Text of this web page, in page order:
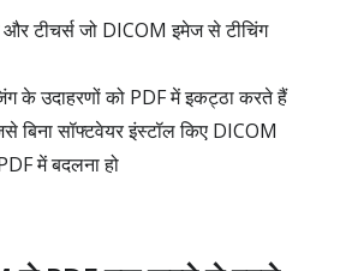
टीचर्स जो DICOM इमेज से टीचिंग
के उदाहरणों को PDF में इकट्ठा करते हैं
बिना सॉफ्टवेयर इंस्टॉल किए DICOM
में बदलना हो